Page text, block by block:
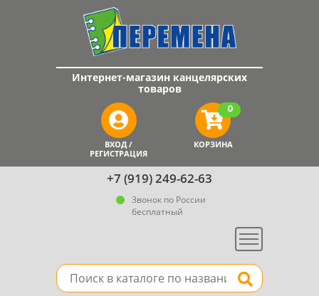
+7 (919) 249-62-63
Звонок по России
бесплатный
Меню
Интернет-магазин канцелярских
товаров
ВХОД /
РЕГИСТРАЦИЯ
КОРЗИНА
0
Поле для поиска товара в каталоге Найти